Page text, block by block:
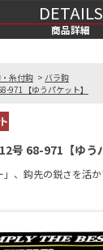
DETAILS
商品詳細
糸付鈎 > バラ鈎
971【ゆうパケット】
号 68-971【ゆう
、鈎先の鋭さを活